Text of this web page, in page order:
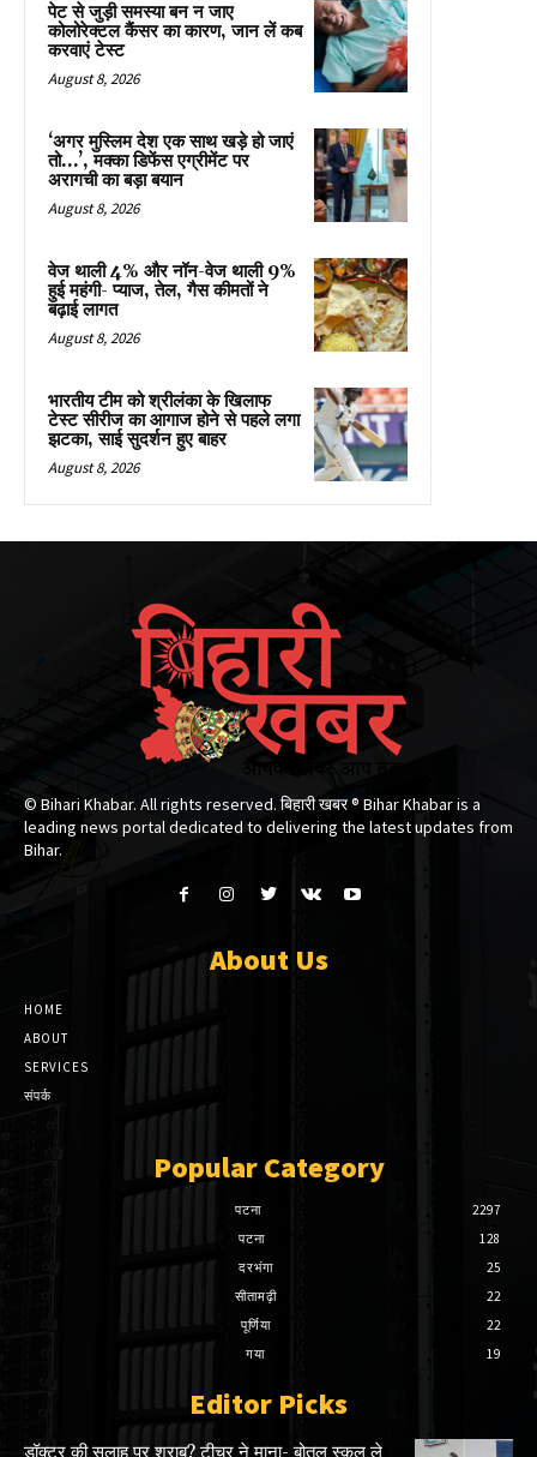
पेट से जुड़ी समस्या बन न जाए
कोलोरेक्टल कैंसर का कारण, जान लें कब
करवाएं टेस्ट
August 8, 2026
‘अगर मुस्लिम देश एक साथ खड़े हो जाएं
तो…’, मक्का डिफेंस एग्रीमेंट पर
अरागची का बड़ा बयान
August 8, 2026
वेज थाली 4% और नॉन-वेज थाली 9%
हुई महंगी- प्याज, तेल, गैस कीमतों ने
बढ़ाई लागत
August 8, 2026
भारतीय टीम को श्रीलंका के खिलाफ
टेस्ट सीरीज का आगाज होने से पहले लगा
झटका, साई सुदर्शन हुए बाहर
August 8, 2026
© Bihari Khabar. All rights reserved. बिहारी खबर ®​ Bihar Khabar is a
leading news portal dedicated to delivering the latest updates from
Bihar.
About Us
HOME
ABOUT
SERVICES
संपर्क
Popular Category
पटना
2297
पटना
128
दरभंगा
25
सीतामढ़ी
22
पूर्णिया
22
गया
19
Editor Picks